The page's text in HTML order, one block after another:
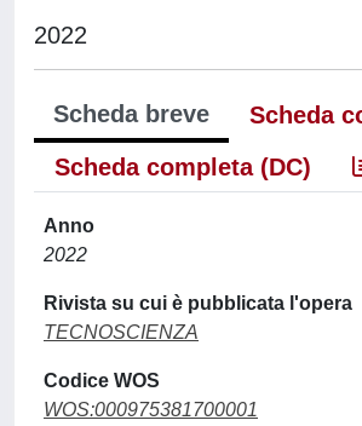
2022
Scheda breve
Scheda
Scheda completa (DC)
Anno
2022
Rivista su cui è pubblicata l'opera
TECNOSCIENZA
Codice WOS
WOS:000975381700001